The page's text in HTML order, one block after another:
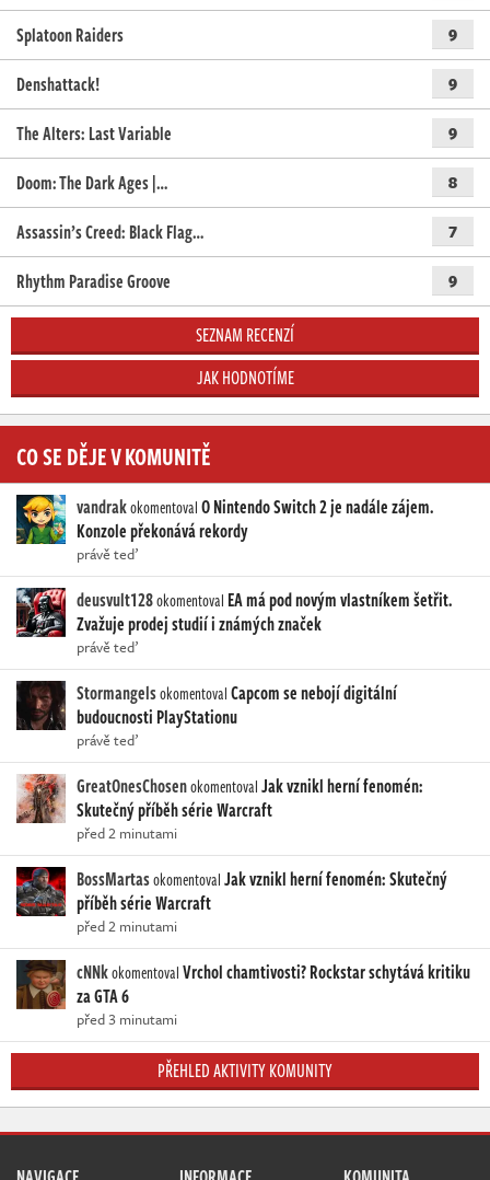
Splatoon Raiders 9
Denshattack! 9
The Alters: Last Variable 9
Doom: The Dark Ages |… 8
Assassin’s Creed: Black Flag… 7
Rhythm Paradise Groove 9
SEZNAM RECENZÍ
JAK HODNOTÍME
CO SE DĚJE V KOMUNITĚ
vandrakokomentovalO Nintendo Switch 2 je nadále zájem.
Konzole překonává rekordy
právě teď
deusvult128okomentoval EA má pod novým vlastníkem šetřit.
Zvažuje prodej studií i známých značek
právě teď
StormangelsokomentovalCapcom se nebojí digitální
budoucnosti PlayStationu
právě teď
GreatOnesChosenokomentovalJak vznikl herní fenomén:
Skutečný příběh série Warcraft
před 2 minutami
BossMartasokomentovalJak vznikl herní fenomén: Skutečný
příběh série Warcraft
před 2 minutami
cNNkokomentovalVrchol chamtivosti? Rockstar schytává kritiku
za GTA 6
před 3 minutami
PŘEHLED AKTIVITY KOMUNITY